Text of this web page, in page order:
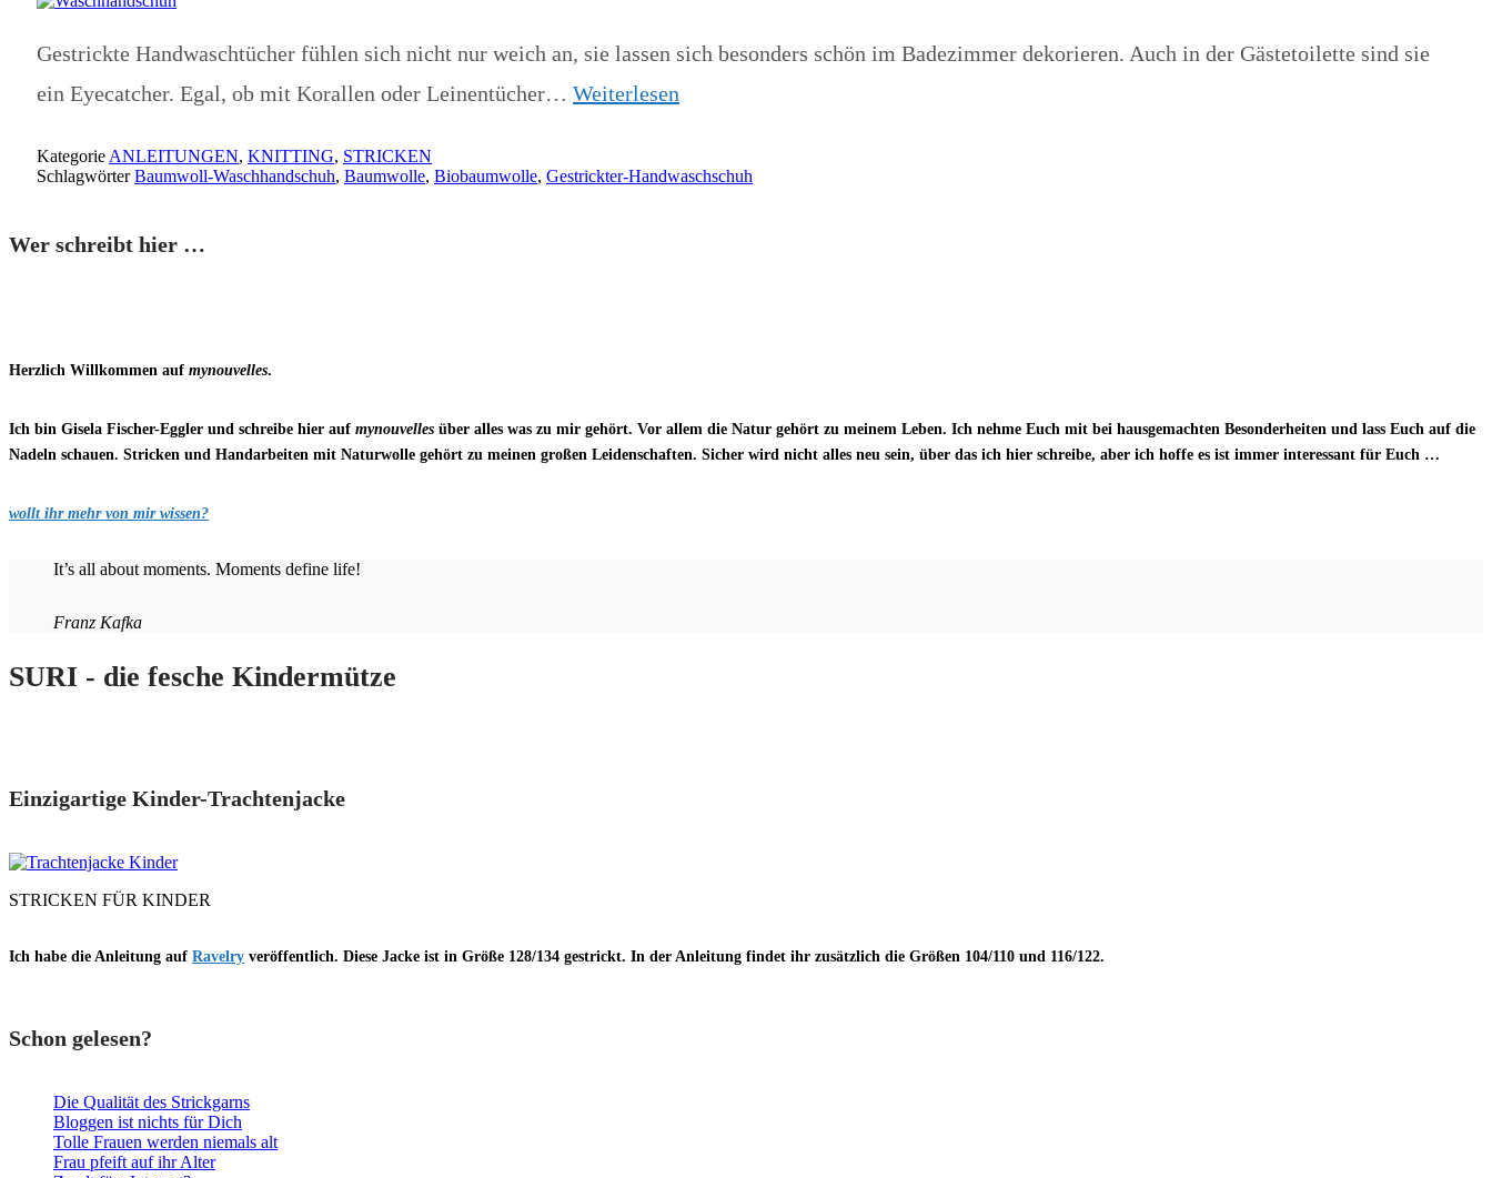
Gestrickte Handwaschtücher fühlen sich nicht nur weich an, sie lassen sich besonders schön im Badezimmer dekorieren. Auch in der Gästetoilette sind sie
ein Eyecatcher. Egal, ob mit Korallen oder Leinentücher… Weiterlesen
Kategorie ANLEITUNGEN, KNITTING, STRICKEN
SchlagwörterBaumwoll-Waschhandschuh, Baumwolle, Biobaumwolle, Gestrickter-Handwaschschuh
Wer schreibt hier …
Herzlich Willkommen auf mynouvelles.
Ich bin Gisela Fischer-Eggler und schreibe hier auf mynouvelles über alles was zu mir gehört. Vor allem die Natur gehört zu meinem Leben. Ich nehme Euch mit bei hausgemachten Besonderheiten und lass Euch auf die
Nadeln schauen. Stricken und Handarbeiten mit Naturwolle gehört zu meinen großen Leidenschaften. Sicher wird nicht alles neu sein, über das ich hier schreibe, aber ich hoffe es ist immer interessant für Euch …
wollt ihr mehr von mir wissen?
It’s all about moments. Moments define life!
Franz Kafka
SURI - die fesche Kindermütze
Einzigartige Kinder-Trachtenjacke
STRICKEN FÜR KINDER
Ich habe die Anleitung auf Ravelry veröffentlich. Diese Jacke ist in Größe 128/134 gestrickt. In der Anleitung findet ihr zusätzlich die Größen 104/110 und 116/122.
Schon gelesen?
Die Qualität des Strickgarns
Bloggen ist nichts für Dich
Tolle Frauen werden niemals alt
Frau pfeift auf ihr Alter